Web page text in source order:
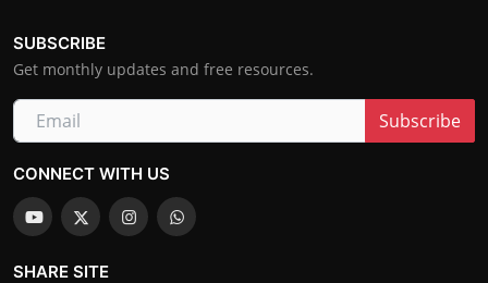
SUBSCRIBE
Get monthly updates and free resources.
Subscribe
CONNECT WITH US
SHARE SITE